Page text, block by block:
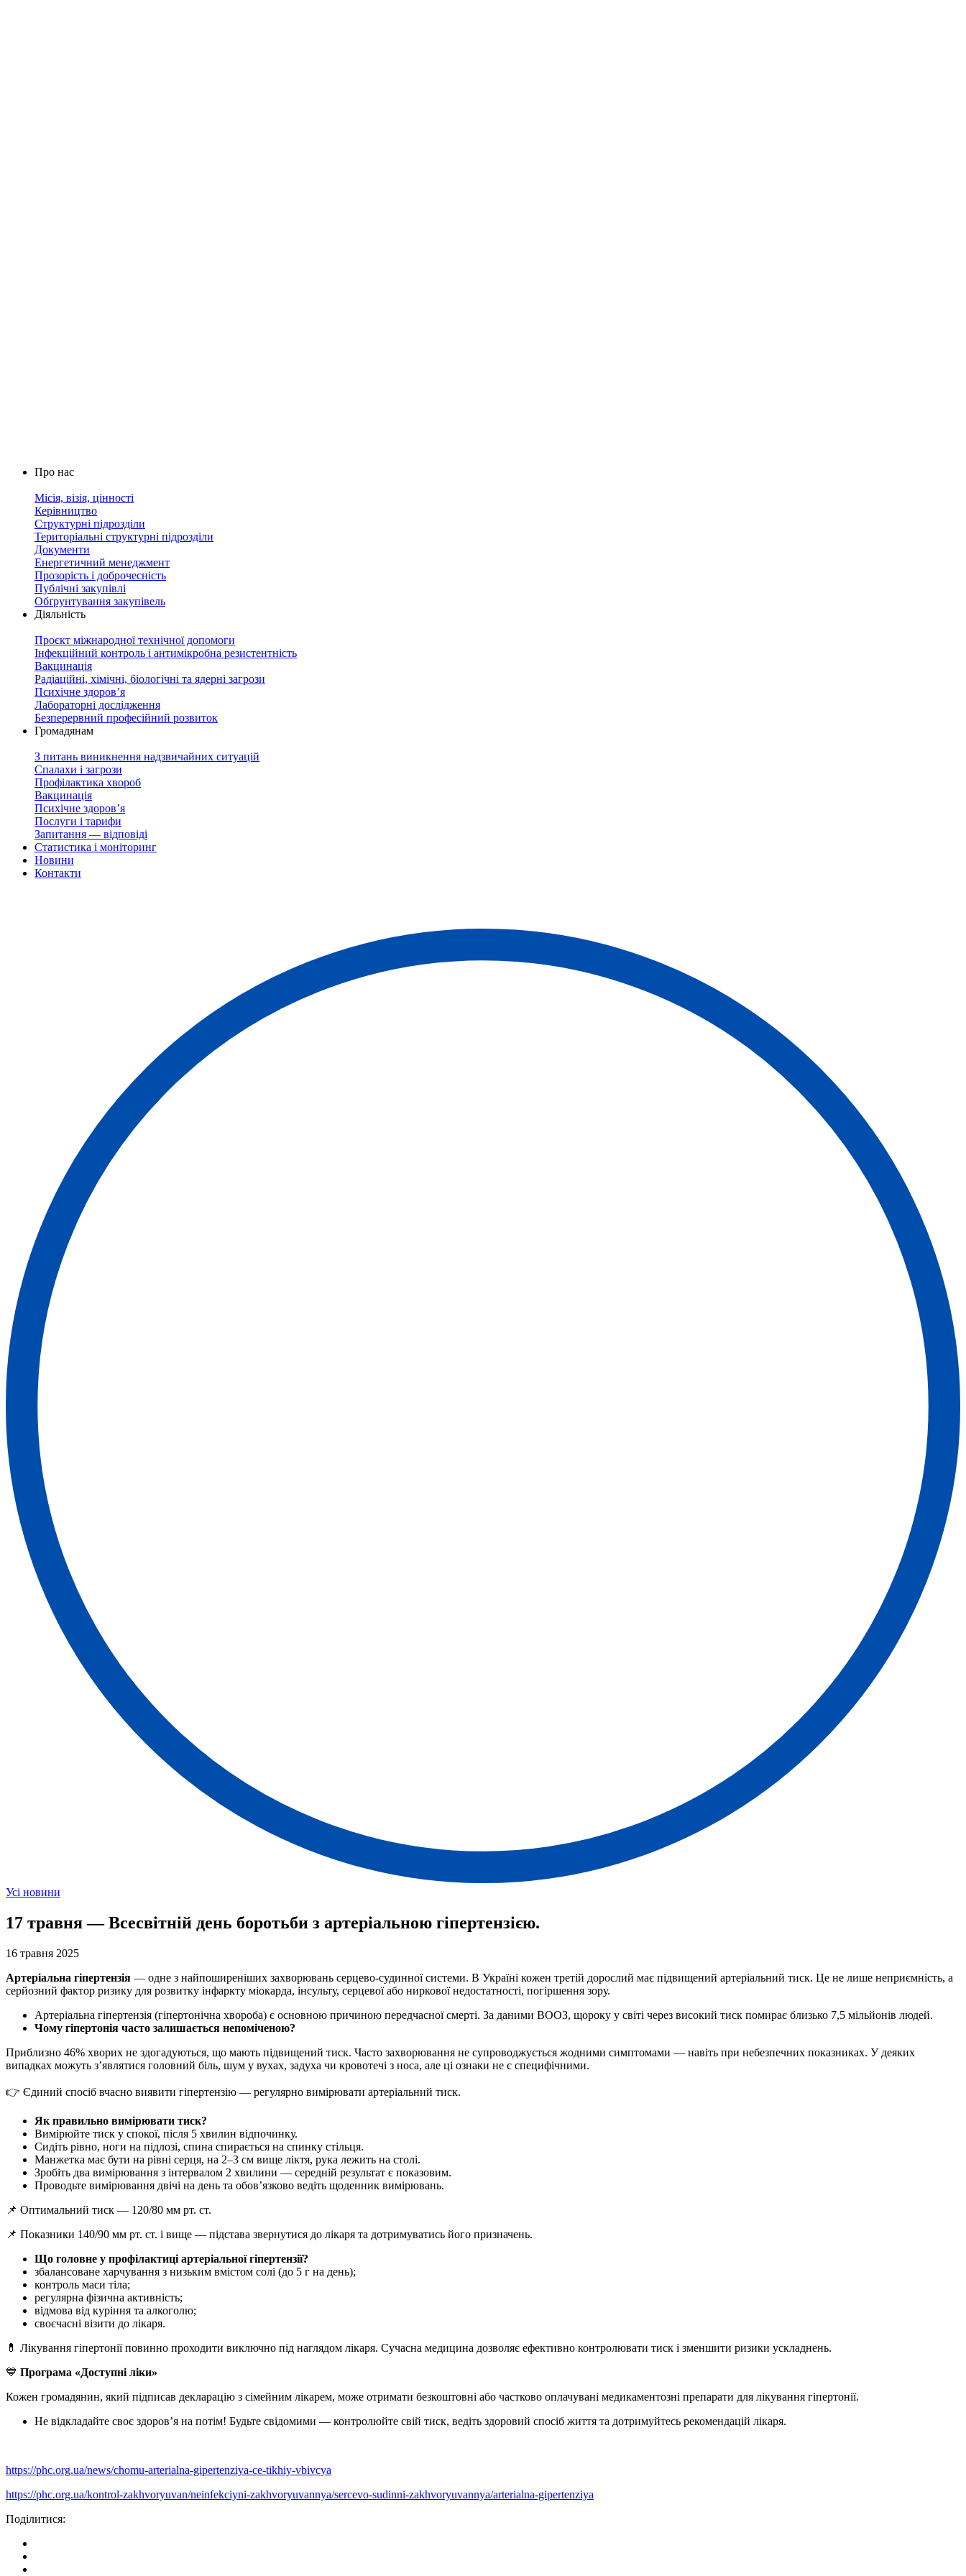
Про нас
Місія, візія, цінності
Керівництво
Структурні підрозділи
Територіальні структурні підрозділи
Документи
Енергетичний менеджмент
Прозорість і доброчесність
Публічні закупівлі
Обґрунтування закупівель
Діяльність
Проєкт міжнародної технічної допомоги
Інфекційний контроль і антимікробна резистентність
Вакцинація
Радіаційні, хімічні, біологічні та ядерні загрози
Психічне здоров’я
Лабораторні дослідження
Безперервний професійний розвиток
Громадянам
З питань виникнення надзвичайних ситуацій
Спалахи і загрози
Профілактика хвороб
Вакцинація
Психічне здоров’я
Послуги і тарифи
Запитання — відповіді
Статистика і моніторинг
Новини
Контакти
Усі новини
17 травня — Всесвітній день боротьби з артеріальною гіпертензією.
16 травня 2025
Артеріальна гіпертензія — одне з найпоширеніших захворювань серцево-судинної системи. В Україні кожен третій дорослий має підвищений артеріальний тиск. Це не лише неприємність, а
серйозний фактор ризику для розвитку інфаркту міокарда, інсульту, серцевої або ниркової недостатності, погіршення зору.
Артеріальна гіпертензія (гіпертонічна хвороба) є основною причиною передчасної смерті. За даними ВООЗ, щороку у світі через високий тиск помирає близько 7,5 мільйонів людей.
Чому гіпертонія часто залишається непоміченою?
Приблизно 46% хворих не здогадуються, що мають підвищений тиск. Часто захворювання не супроводжується жодними симптомами — навіть при небезпечних показниках. У деяких
випадках можуть з’являтися головний біль, шум у вухах, задуха чи кровотечі з носа, але ці ознаки не є специфічними.
👉 Єдиний спосіб вчасно виявити гіпертензію — регулярно вимірювати артеріальний тиск.
Як правильно вимірювати тиск?
Вимірюйте тиск у спокої, після 5 хвилин відпочинку.
Сидіть рівно, ноги на підлозі, спина спирається на спинку стільця.
Манжетка має бути на рівні серця, на 2–3 см вище ліктя, рука лежить на столі.
Зробіть два вимірювання з інтервалом 2 хвилини — середній результат є показовим.
Проводьте вимірювання двічі на день та обов’язково ведіть щоденник вимірювань.
📌 Оптимальний тиск — 120/80 мм рт. ст.
📌 Показники 140/90 мм рт. ст. і вище — підстава звернутися до лікаря та дотримуватись його призначень.
Що головне у профілактиці артеріальної гіпертензії?
збалансоване харчування з низьким вмістом солі (до 5 г на день);
контроль маси тіла;
регулярна фізична активність;
відмова від куріння та алкоголю;
своєчасні візити до лікаря.
💊 Лікування гіпертонії повинно проходити виключно під наглядом лікаря. Сучасна медицина дозволяє ефективно контролювати тиск і зменшити ризики ускладнень.
💙 Програма «Доступні ліки»
Кожен громадянин, який підписав декларацію з сімейним лікарем, може отримати безкоштовні або частково оплачувані медикаментозні препарати для лікування гіпертонії.
Не відкладайте своє здоров’я на потім! Будьте свідомими — контролюйте свій тиск, ведіть здоровий спосіб життя та дотримуйтесь рекомендацій лікаря.
https://phc.org.ua/news/chomu-arterialna-gipertenziya-ce-tikhiy-vbivcya
https://phc.org.ua/kontrol-zakhvoryuvan/neinfekciyni-zakhvoryuvannya/sercevo-sudinni-zakhvoryuvannya/arterialna-gipertenziya
Поділитися: